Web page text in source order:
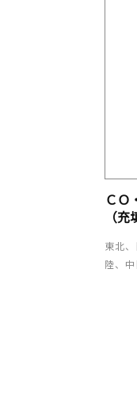
ＣＯ
（
東北
陸、